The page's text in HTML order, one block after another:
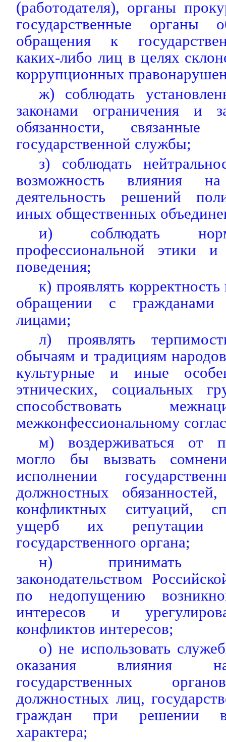
(работодателя), органы
государственные органы
обращения к
каких-либо лиц в целях
коррупционных
ж) соблюдать
законами ограничения и
обязанности,
государственной службы;
з) соблюдать
возможность влияния
деятельность решений
иных общественных
и) соблюдать
профессиональной этики и
поведения;
к) проявлять
обращении с
лицами;
л) проявлять
обычаям и традициям
культурные и иные
этнических, социальных
способствовать
межконфессиональному
м) воздерживаться от
могло бы вызвать
исполнении
должностных
конфликтных ситуаций,
ущерб их репутации
государственного органа;
н) принимать
законодательством
по недопущению
интересов и
конфликтов интересов;
о) не использовать
оказания влияния на
государственных
должностных лиц,
граждан при решении
характера;